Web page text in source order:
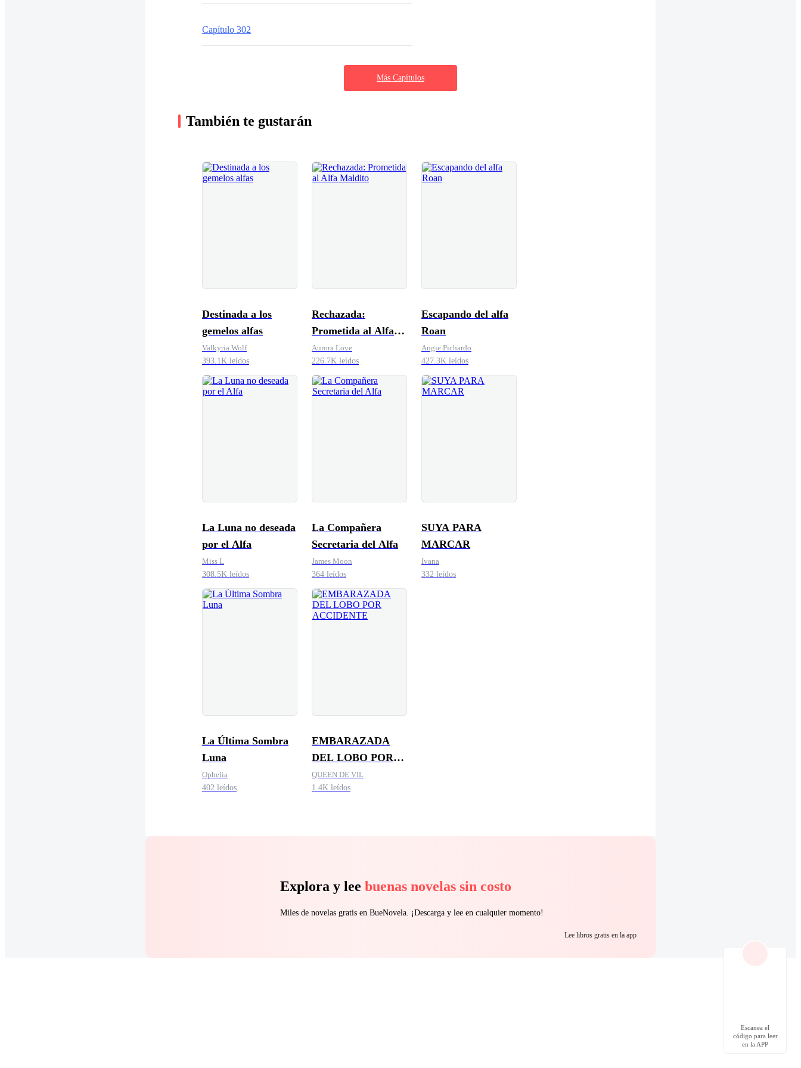
Capítulo 302
Más Capítulos
También te gustarán
Destinada a los
gemelos alfas
Valkyria Wolf
393.1K leídos
Rechazada:
Prometida al Alfa
Maldito
Aurora Love
226.7K leídos
Escapando del alfa
Roan
Angie Pichardo
427.3K leídos
La Luna no deseada
por el Alfa
Miss L
308.5K leídos
La Compañera
Secretaria del Alfa
James Moon
364 leídos
SUYA PARA
MARCAR
Ivana
332 leídos
La Última Sombra
Luna
Ophelia
402 leídos
EMBARAZADA
DEL LOBO POR
ACCIDENTE
QUEEN DE VIL
1.4K leídos
Explora y lee buenas novelas sin costo
Miles de novelas gratis en BueNovela. ¡Descarga y lee en cualquier momento!
Lee libros gratis en la app
Escanea el
código para leer
en la APP